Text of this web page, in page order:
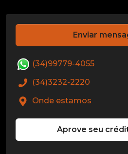
Enviar
(34)99779-4055
(34)3232-2220
Onde estamos
Aprove seu